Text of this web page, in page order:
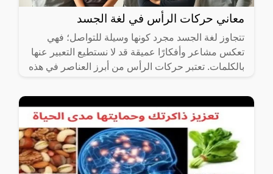
معاني حركات الرأس في لغة الجسد
تتجاوز لغة الجسد مجرد كونها وسيلة للتواصل؛ فهي
تعكس مشاعر وأفكارًا عميقة قد لا نستطيع التعبير عنها
بالكلمات. تعتبر حركات الرأس من أبرز العناصر في هذه